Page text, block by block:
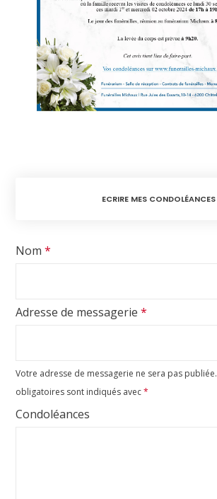
ECRIRE MES CONDOLÉANCES
Votre adresse de messagerie ne sera pas publiée.
obligatoires sont indiqués avec*
Condoléances
Nom *
Adresse de messagerie *